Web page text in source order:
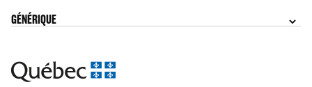
GÉNÉRIQUE